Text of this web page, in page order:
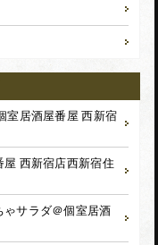
室居酒屋番屋 西新宿
屋 西新宿店西新宿住
サラダ＠個室居酒